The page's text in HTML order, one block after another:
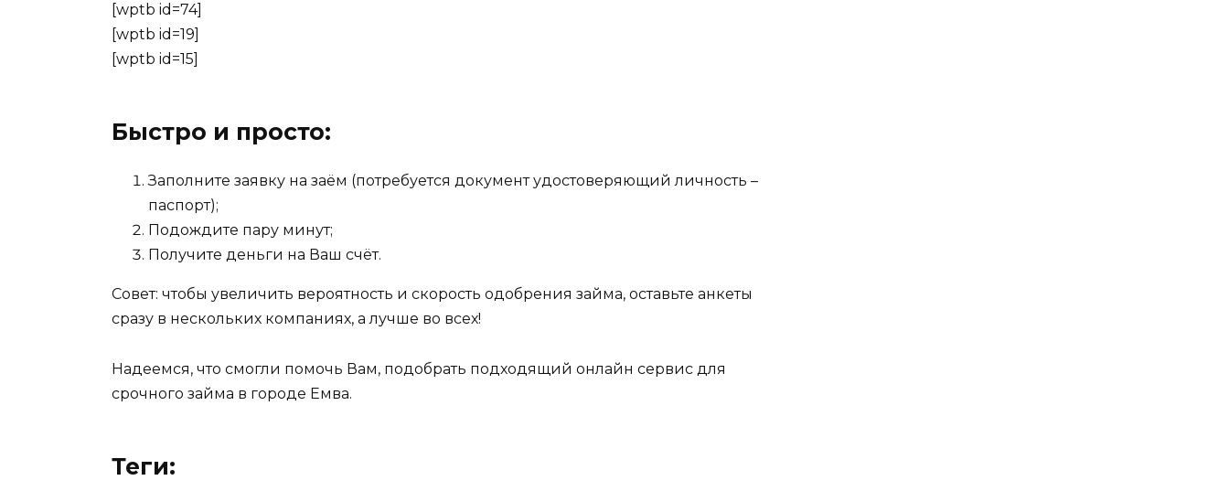
[wptb id=74]
[wptb id=19]
[wptb id=15]
Быстро и просто:
Заполните заявку на заём (потребуется документ удостоверяющий личность –
паспорт);
Подождите пару минут;
Получите деньги на Ваш счёт.
Совет: чтобы увеличить вероятность и скорость одобрения займа, оставьте анкеты
сразу в нескольких компаниях, а лучше во всех!
Надеемся, что смогли помочь Вам, подобрать подходящий онлайн сервис для
срочного займа в городе Емва.
Теги: